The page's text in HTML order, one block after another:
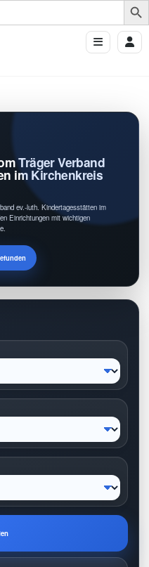
Träger Verband
im Kirchenkreis
ev.-luth. Kindertagesstätten im
Einrichtungen mit wichtigen